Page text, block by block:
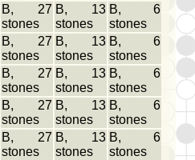
B, 27
stones
B, 13
stones
B, 6
stones
B, 27
stones
B, 13
stones
B, 6
stones
B, 27
stones
B, 13
stones
B, 6
stones
B, 27
stones
B, 13
stones
B, 6
stones
B, 27
stones
B, 13
stones
B, 6
stones